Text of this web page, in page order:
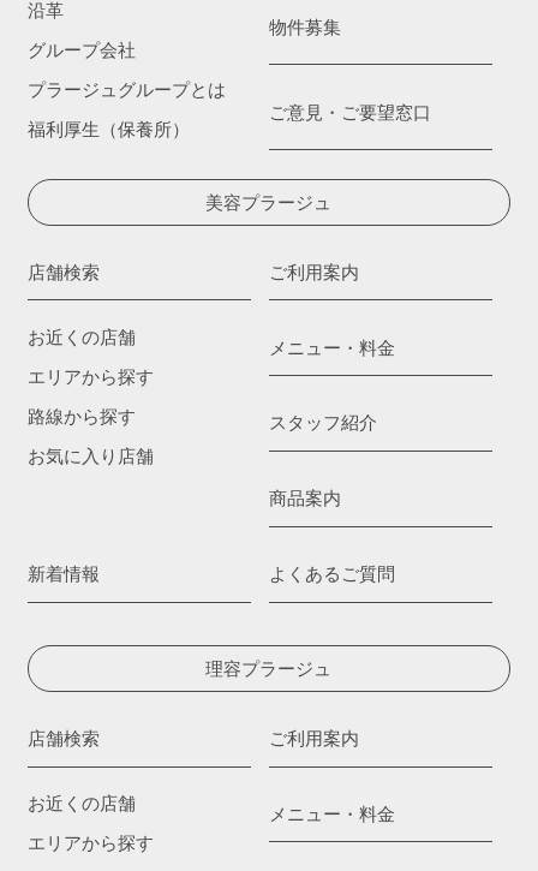
沿革
グループ会社
プラージュグループとは
福利厚生（保養所）
物件募集
ご意見・ご要望窓口
美容プラージュ
店舗検索
お近くの店舗
エリアから探す
路線から探す
お気に入り店舗
ご利用案内
メニュー・料金
スタッフ紹介
商品案内
新着情報 よくあるご質問
理容プラージュ
店舗検索
お近くの店舗
エリアから探す
ご利用案内
メニュー・料金